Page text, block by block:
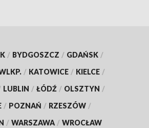
/ BYDGOSZCZ / GDAŃSK /
/ KATOWICE / KIELCE /
LUBLIN / ŁÓDŹ / OLSZTYN /
/ POZNAŃ / RZESZÓW /
/ WARSZAWA / WROCŁAW